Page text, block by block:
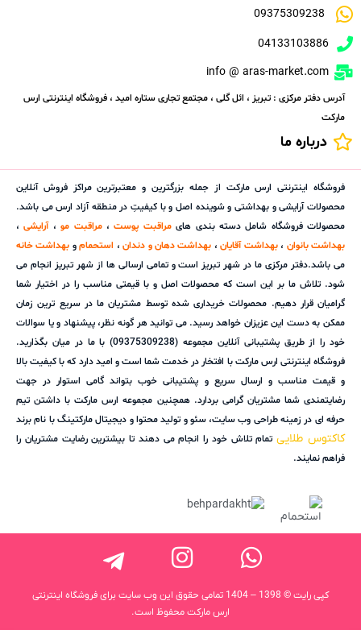
09375309238
04133103886
info @ aras-market.com
آدرس دفتر مرکزی : تبریز ، ائل گلی ، مجتمع تجاری ستاره امید ، فروشگاه اینترنتی ارس
مارکت
درباره ما
فروشگاه اینترنتی ارس مارکت از جمله بزرگترین و معتبرترین مراکز فروش آنلاین
محصولات آرایشی و بهداشتی و شوینده اصل و با کیفیتِ در منطقه آزاد ارس می باشد.
محصولات فروشگاه شامل دسته بندی هایمراقبت پوست،مراقبت مو،آرایشی،
بهداشت بانوان ،بهداشت آقایان، بهداشت دهان و دندان، استحمامو بهداشت خانه
می باشد.دفتر مرکزی ما در شهر تبریز است و تمامی ارسالی ها از شهر تبریز انجام می
شود. تلاش ما بر این است که محصولات اصل و با قیمتی مناسب را در اختیار شما
گرامیان قرار دهیم. محصولات خریداری شده توسط مشتریان ما در سریع ترین زمان
ممکن به دست این عزیزان خواهد رسید. می توانید هر گونه نظر، پیشنهاد و یا سوالات
خود را از طریق پشتیبانی آنلاین مجموعه (09375309238) با ما در میان بگذارید.
فروشگاه اینترنتی ارس مارکت با افتخار در خدمت شما است و امید دارد که با کیفیت بالا
و قیمت مناسب و ارسال سریع و پشتیبانی خوب بتواند گامی استوار در جهت
رضایتمندی شما مشتریان گرامی بردارد. همچنین مجموعه ارس مارکت با داشتن تیم
حرفه ای در زمینه طراحی وب سایت، سئو و تولید محتوا و دیجیتال مارکتینگ با نام برند
کاکتوس طلاییتمام تلاش خود را انجام می دهند تا بیشترین رضایت مشتریان را
فراهم نمایند.
کپی رایت © 1398 – 1404 تمامی حقوق این وب سایت برای فروشگاه اینترنتی
ارس مارکت محفوظ است.